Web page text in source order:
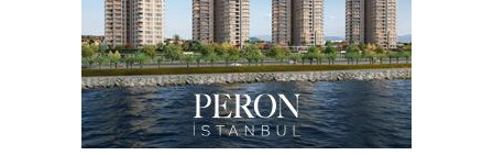
Başkan Sekmen’den Erzurum’a
bir vizyon proje daha!
02 Ağustos 2026 Pazar
Kadir SABUNCUOĞLU
Erzurumspor’un köşe taşları
29 Haziran 2026 Pazartesi